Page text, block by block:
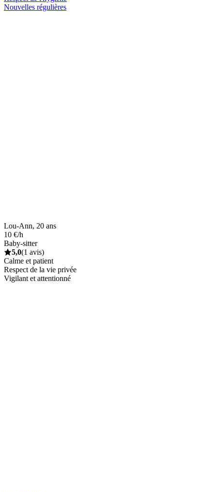
Nouvelles régulières
Lou-Ann, 20 ans
10 €/h
Baby-sitter
5,0(1 avis)
Calme et patient
Respect de la vie privée
Vigilant et attentionné